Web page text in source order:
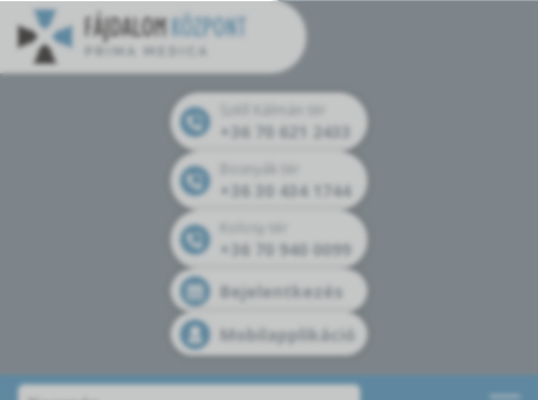
+36 70 621 2433
+36 30 434 1744
+36 70 940 0099
Bejelentkezés
Mobilapplikáció